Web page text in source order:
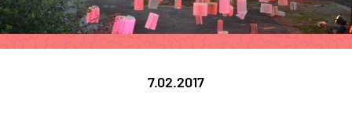
7.02.2017